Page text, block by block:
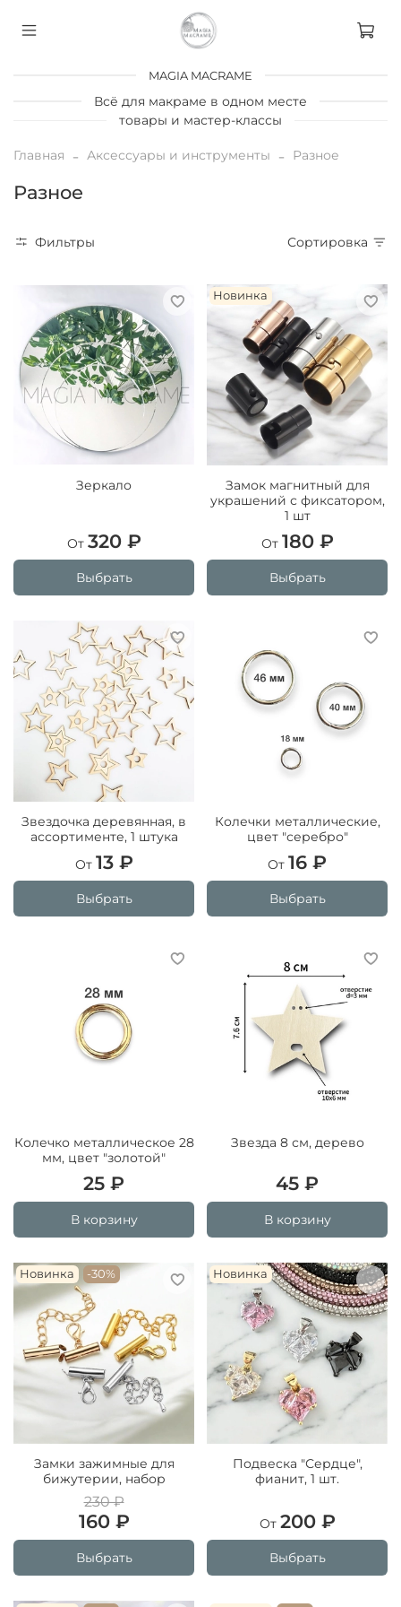
MAGIA MACRAME
Всё для макраме в одном месте
товары и мастер-классы
Главная Аксессуары и инструменты Разное
Разное
Фильтры Сортировка
Зеркало
От 320 ₽
Выбрать
Новинка
Замок магнитный для
украшений с фиксатором,
1 шт
От 180 ₽
Выбрать
Звездочка деревянная, в
ассортименте, 1 штука
От 13 ₽
Выбрать
Колечки металлические,
цвет "серебро"
От 16 ₽
Выбрать
Колечко металлическое 28
мм, цвет "золотой"
25 ₽
В корзину
Звезда 8 см, дерево
45 ₽
В корзину
Новинка -30%
Замки зажимные для
бижутерии, набор
230 ₽
160 ₽
Выбрать
Новинка
Подвеска "Сердце",
фианит, 1 шт.
От 200 ₽
Выбрать